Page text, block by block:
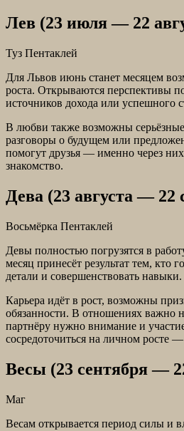
Лев (23 июля — 22
Туз Пентаклей
Для Львов июнь станет месяцем
роста. Открываются перспективы
источников дохода или успешного
В любви также возможны
разговоры о будущем или
помогут друзья — именно через
знакомство.
Дева (23 августа — 22
Восьмёрка Пентаклей
Девы полностью погрузятся в
месяц принесёт результат тем, кто
детали и совершенствовать навыки.
Карьера идёт в рост, возможны
обязанности. В отношениях важно
партнёру нужно внимание и
сосредоточиться на личном росте
Весы (23 сентября —
Маг
Весам открывается период силы и